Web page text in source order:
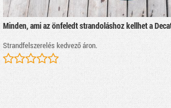
Minden, ami az önfeledt strandoláshoz kellhet a
Strandfelszerelés kedvező áron.